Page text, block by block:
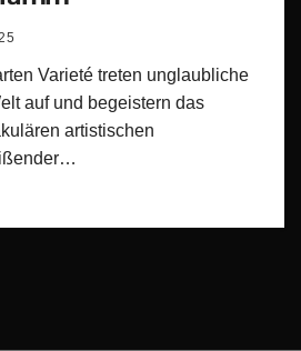
Varieté treten unglaubliche
auf und begeistern das
artistischen